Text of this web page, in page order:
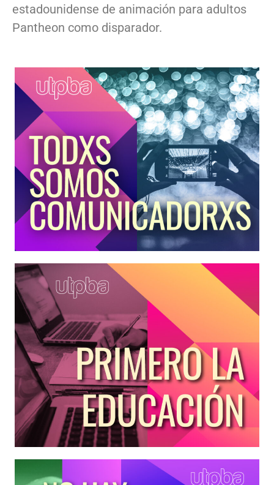
estadounidense de animación para adultos
Pantheon como disparador.